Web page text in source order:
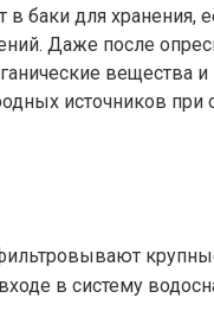
баки для хранения,
Даже после
вещества
источников при
в систему